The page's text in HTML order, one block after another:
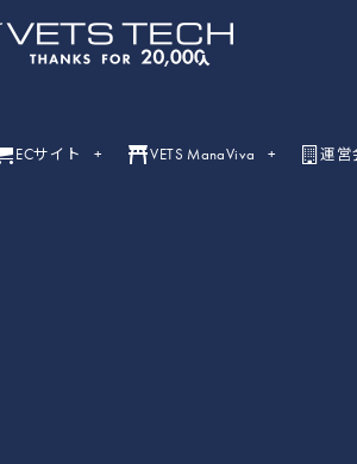
ECサイト VETS ManaViva 運営